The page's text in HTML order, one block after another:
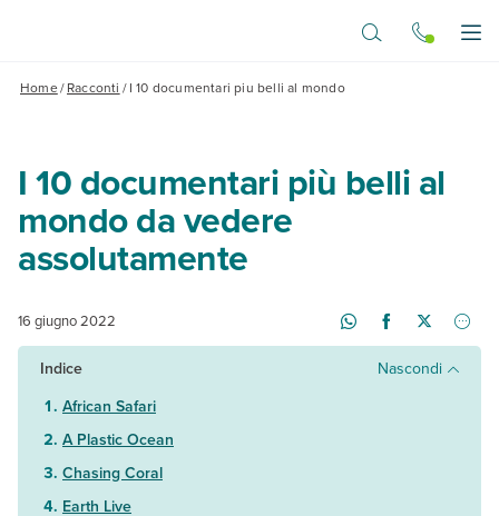
Home/Racconti /I 10 documentari piu belli al mondo
I 10 documentari più belli al
mondo da vedere
assolutamente
16 giugno 2022
Indice
Nascondi
African Safari
A Plastic Ocean
Chasing Coral
Earth Live